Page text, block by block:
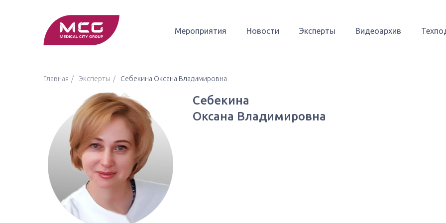
Мероприятия Новости Эксперты Видеоархив
Главная Эксперты Себекина Оксана Владимировна
Себекина
Оксана Владимировна